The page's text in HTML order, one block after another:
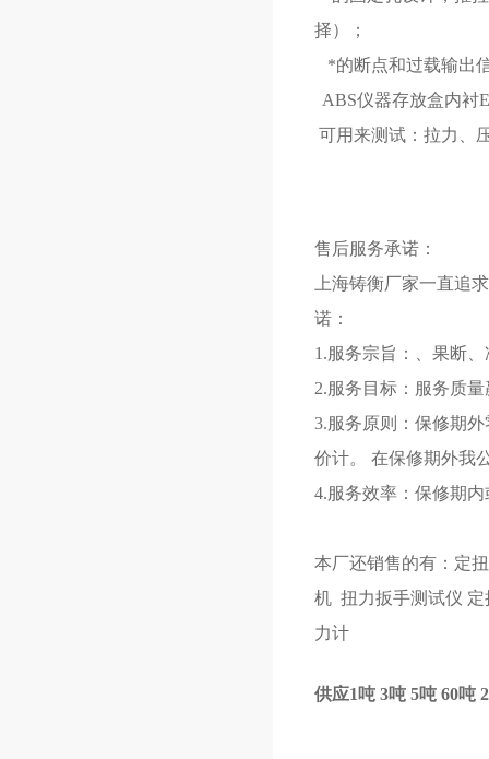
择）；
*的断点和过载输出
ABS仪器存放盒内衬
可用来测试：拉力、
售后服务承诺：
上海铸衡厂家一直追
诺：
1.服务宗旨：、果断
2.服务目标：服务质
3.服务原则：保修期
价计。 在保修期外我
4.服务效率：保修期
本厂还销售的有： 定
机 扭力扳手测试仪 定
力计
供应1吨 3吨 5吨 60吨